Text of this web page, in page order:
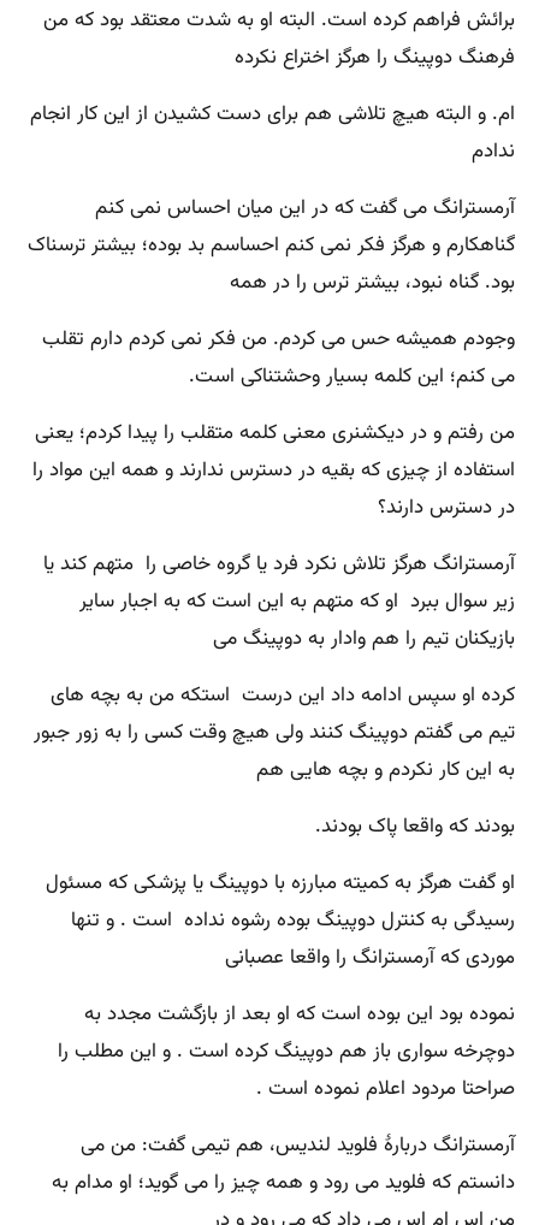
برائش فراهم کرده است. البته او به شدت معتقد بود که من
فرهنگ دوپینگ را هرگز اختراع نکرده
ام. و البته هیچ تلاشی هم برای دست کشیدن از این کار انجام
ندادم
آرمسترانگ می گفت کە در این میان احساس نمی کنم
گناهکارم و هرگز فکر نمی کنم احساسم بد بوده؛ بیشتر ترسناک
بود. گناه نبود، بیشتر ترس را در همه
وجودم همیشه حس می کردم. من فکر نمی کردم دارم تقلب
می کنم؛ این کلمه بسیار وحشتناکی است.
من رفتم و در دیکشنری معنی کلمه متقلب را پیدا کردم؛ یعنی
استفاده از چیزی کە بقیه در دسترس ندارند و همه این مواد را
در دسترس دارند؟
آرمسترانگ هرگز تلاش نکرد فرد یا گروه خاصی را متهم کند یا
زیر سوال ببرد او کە متهم بە این است کە بە اجبار سایر
بازیکنان تیم را هم وادار بە دوپینگ می
کرده او سپس ادامه داد این درست استکە من بە بچه های
تیم می گفتم دوپینگ کنند ولی هیچ وقت کسی را به زور جبور
بە این کار نکردم و بچه هایی هم
بودند کە واقعا پاک بودند.
او گفت هرگز بە کمیته مبارزه با دوپینگ یا پزشکی کە مسئول
رسیدگی بە کنترل دوپینگ بوده رشوه نداده است . و تنها
موردی کە آرمسترانگ را واقعا عصبانی
نموده بود این بوده است که او بعد از بازگشت مجدد بە
دوچرخه سواری باز هم دوپینگ کرده است . و این مطلب را
صراحتا مردود اعلام نموده است .
آرمسترانگ دربارهٔ فلوید لندیس، هم تیمی گفت: من می
دانستم کە فلوید می رود و همه چیز را می گوید؛ او مدام بە